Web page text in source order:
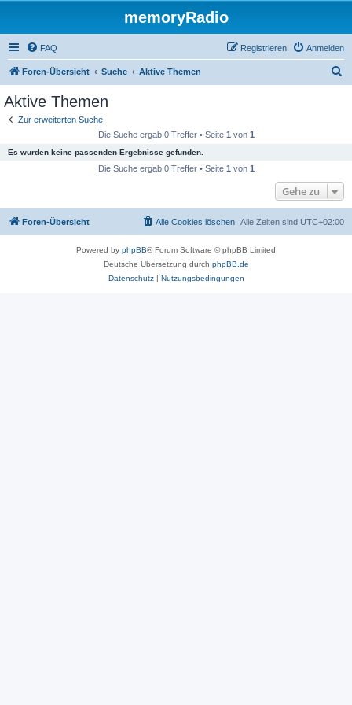
memoryRadio
FAQ Anmelden
Registrieren
Foren-Übersicht Suche Aktive Themen
Aktive Themen
Zur erweiterten Suche
Die Suche ergab 0 Treffer • Seite 1 von 1
Es wurden keine passenden Ergebnisse gefunden.
Die Suche ergab 0 Treffer • Seite 1 von 1
Gehe zu
Foren-Übersicht Alle Zeiten sind UTC+02:00
Alle Cookies löschen
Powered by phpBB® Forum Software © phpBB Limited
Deutsche Übersetzung durch phpBB.de
Datenschutz| Nutzungsbedingungen